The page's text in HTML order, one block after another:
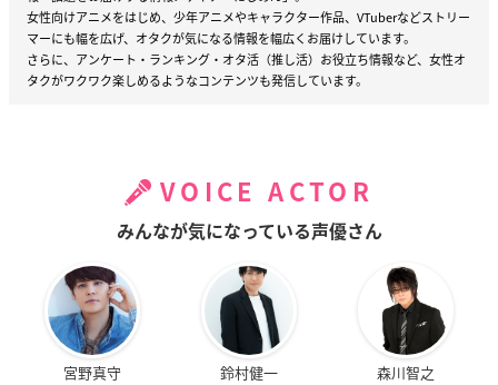
女性向けアニメをはじめ、少年アニメやキャラクター作品、VTuberなどストリー
マーにも幅を広げ、オタクが気になる情報を幅広くお届けしています。
さらに、アンケート・ランキング・オタ活（推し活）お役立ち情報など、女性オ
タクがワクワク楽しめるようなコンテンツも発信しています。
VOICE ACTOR
みんなが気になっている声優さん
宮野真守 鈴村健一 森川智之